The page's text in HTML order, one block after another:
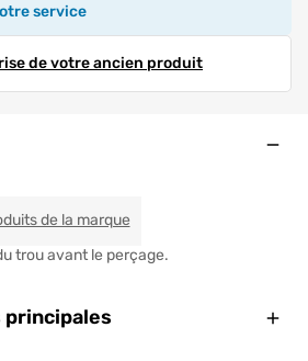
service
de votre ancien produit
de la marqueTIVOLY
trou avant le perçage.